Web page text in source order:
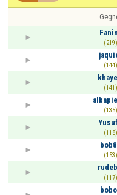
(219)
(144)
(141)
(135)
(118)
(153)
(117)